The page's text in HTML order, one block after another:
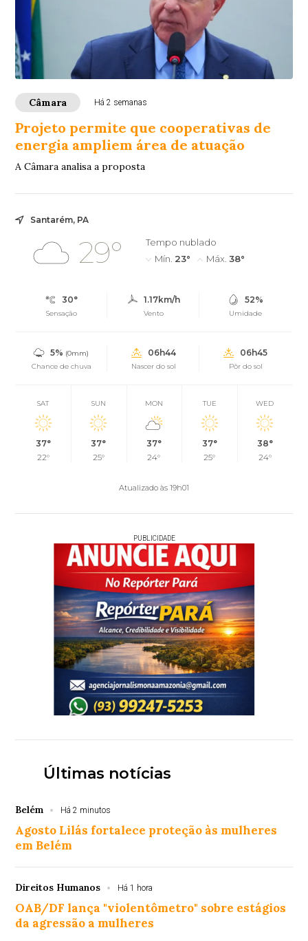
Câmara Há 2 semanas
Projeto permite que cooperativas de
energia ampliem área de atuação
A Câmara analisa a proposta
Santarém, PA
29°
Tempo nublado
Mín. 23° Máx. 38°
30°
Sensação
1.17km/h
Vento
52%
Umidade
5% (0mm)
Chance de chuva
06h44
Nascer do sol
06h45
Pôr do sol
SAT
37°
22°
SUN
37°
25°
MON
37°
24°
TUE
37°
25°
WED
38°
24°
Atualizado às 19h01
PUBLICIDADE
Últimas notícias
Belém Há 2 minutos
Agosto Lilás fortalece proteção às mulheres
em Belém
Direitos Humanos Há 1 hora
OAB/DF lança "violentômetro" sobre estágios
da agressão a mulheres